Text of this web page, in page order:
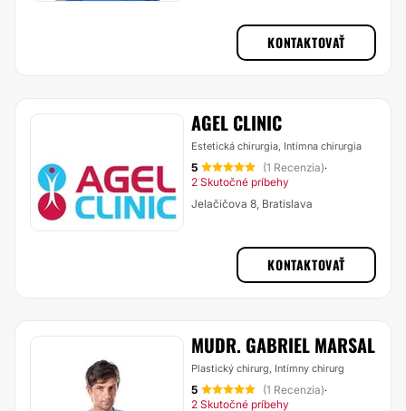
KONTAKTOVAŤ
AGEL CLINIC
Estetická chirurgia, Intímna chirurgia
5 (1 Recenzia)·
2 Skutočné príbehy
Jelačičova 8, Bratislava
KONTAKTOVAŤ
MUDR. GABRIEL MARSAL
Plastický chirurg, Intímny chirurg
5 (1 Recenzia)·
2 Skutočné príbehy